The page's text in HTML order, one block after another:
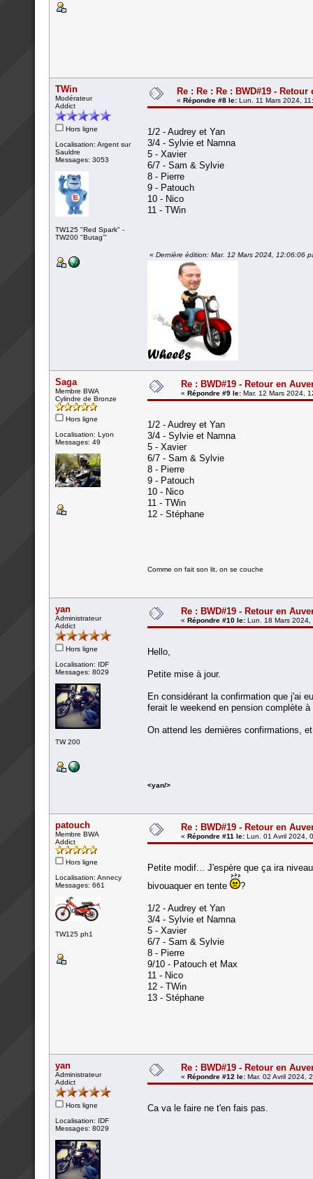
TWin
Modérateur
Addict
Hors ligne
Localisation: Argent sur
Sauldre
Messages: 3053
TW125 "Red Spark" -
TW200 "Butag'"
Re : Re : Re : BWD#19 -
« Répondre #8 le: Lun. 11 Mars 2024,
1/2 - Audrey et Yan
3/4 - Sylvie et Namna
5 - Xavier
6/7 - Sam & Sylvie
8 - Pierre
9 - Patouch
10 - Nico
11 - TWin
« Dernière édition: Mar. 12 Mars 2024, 12:06:06
Saga
Membre BWA
Cylindre de Bronze
Hors ligne
Localisation: Lyon
Messages: 49
Re : BWD#19 - Retour en
« Répondre #9 le: Mar. 12 Mars 2024,
1/2 - Audrey et Yan
3/4 - Sylvie et Namna
5 - Xavier
6/7 - Sam & Sylvie
8 - Pierre
9 - Patouch
10 - Nico
11 - TWin
12 - Stéphane
Comme on fait son lit, on se couche
yan
Administrateur
Addict
Hors ligne
Localisation: IDF
Messages: 8029
TW 200
Re : BWD#19 - Retour en
« Répondre #10 le: Lun. 18 Mars
Hello,
Petite mise à jour.
En considérant la confirmation que j'ai
ferait le weekend en pension complète
On attend les dernières confirmations,
<yan/>
patouch
Membre BWA
Addict
Hors ligne
Localisation: Annecy
Messages: 661
TW125 ph1
Re : BWD#19 - Retour en
« Répondre #11 le: Lun. 01 Avril 2024,
Petite modif... J'espère que ça ira
bivouaquer en tente
?
1/2 - Audrey et Yan
3/4 - Sylvie et Namna
5 - Xavier
6/7 - Sam & Sylvie
8 - Pierre
9/10 - Patouch et Max
11 - Nico
12 - TWin
13 - Stéphane
yan
Administrateur
Addict
Hors ligne
Localisation: IDF
Messages: 8029
Re : BWD#19 - Retour en
« Répondre #12 le: Mar. 02 Avril 2024,
Ca va le faire ne t'en fais pas.